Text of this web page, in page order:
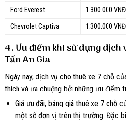
Ford Everest
1.300.000
Chevrolet Captiva
1.300.000
4. Ưu điểm khi sử dụng dịch
Tấn An Gia
Ngày nay, dịch vụ cho thuê xe 7 chỗ
thích và ưa chuộng bởi những ưu điểm
Giá ưu đãi, bảng giá thuê xe 7 chỗ
một số đơn vị trên thị trường. Đặc